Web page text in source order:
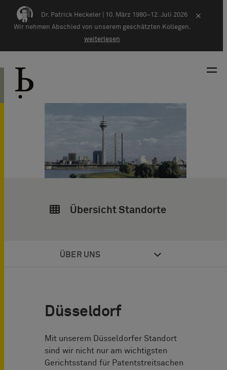
Zum Inhalt springen
Dr. Patrick Heckeler | 10. März 1980–12. Juli 2026
Wir nehmen Abschied von unserem geschätzten Kollegen.
weiterlesen
×
Übersicht Standorte
ÜBER UNS
Düsseldorf
Mit unserem Düsseldorfer Standort
sind wir nicht nur am wichtigsten
Gerichtsstand für Patentstreitsachen